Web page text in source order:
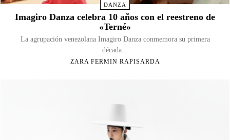
DANZA
Imagiro Danza celebra 10 años con el reestreno de
«Terné»
La agrupación venezolana Imagiro Danza conmemora su primera
década...
ZARA FERMIN RAPISARDA